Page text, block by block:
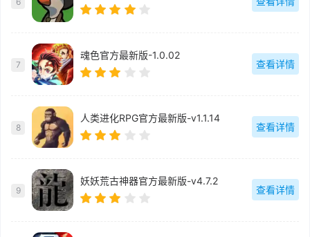
7
魂色官方最新版-1.0.02
查看详情
8
人类进化RPG官方最新版-v1.1.14
查看详情
9
妖妖荒古神器官方最新版-v4.7.2
查看详情